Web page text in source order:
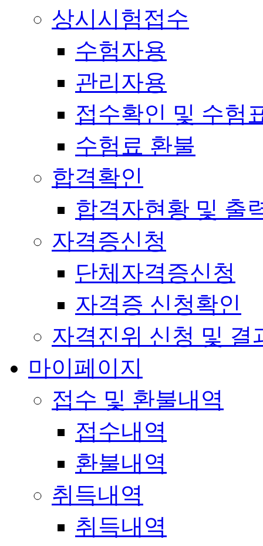
상시시험접수
수험자용
관리자용
접수확인 및 수험
수험료 환불
합격확인
합격자현황 및 출
자격증신청
단체자격증신청
자격증 신청확인
자격진위 신청 및 결
마이페이지
접수 및 환불내역
접수내역
환불내역
취득내역
취득내역